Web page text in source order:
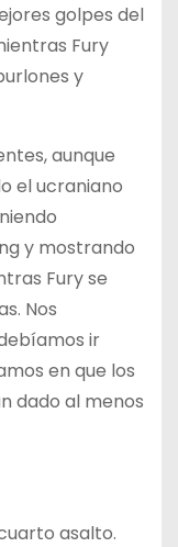
golpes del
Fury
y
aunque
el ucraniano
y mostrando
Fury se
Nos
ir
en que los
dado al menos
asalto.